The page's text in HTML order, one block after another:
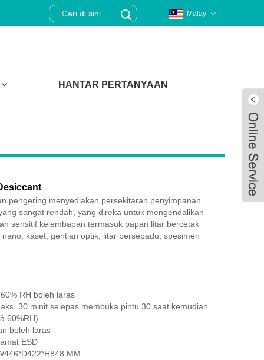
Malay
HANTAR PERTANYAAN
pengering menyediakan persekitaran penyimpanan
sangat rendah, yang direka untuk mengendalikan
sensitif kelembapan termasuk papan litar bercetak
kaset, gentian optik, litar bersepadu, spesimen
RH boleh laras
30 minit selepas membuka pintu 30 saat kemudian
60%RH)
boleh laras
ESD
MM